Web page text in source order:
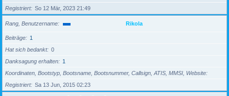
Registriert
So 12 Mär, 2023 21:49
Rang, Benutzername Rikola
Beiträge
1
Hat sich bedankt
0
Danksagung erhalten
1
Koordinaten, Bootstyp, Bootsname, Bootsnummer, Callsign, ATIS, MMSI, Website
Registriert
Sa 13 Jun, 2015 02:23